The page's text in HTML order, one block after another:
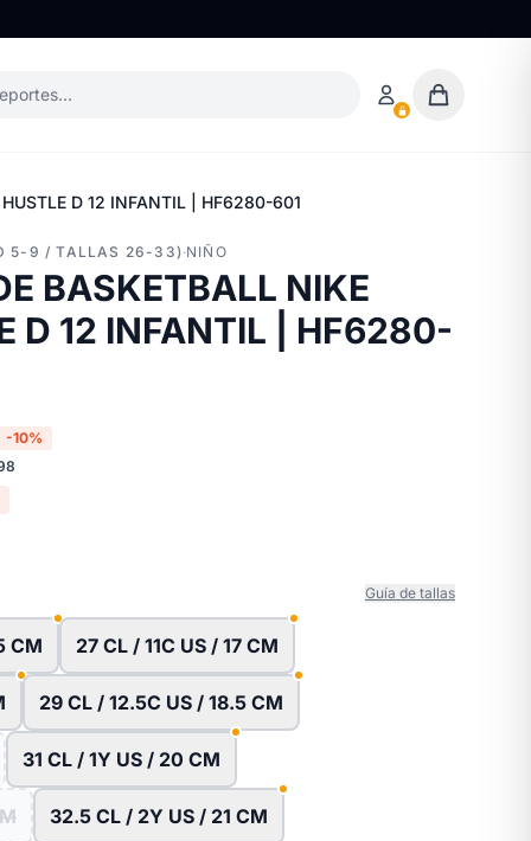
D 12 INFANTIL | HF6280-601
5-9 / TALLAS 26-33)·NIÑO
BASKETBALL NIKE
D 12 INFANTIL | HF6280-
-10%
Guía de tallas
CM 27 CL / 11C US / 17 CM
29 CL / 12.5C US / 18.5 CM
31 CL / 1Y US / 20 CM
32.5 CL / 2Y US / 21 CM